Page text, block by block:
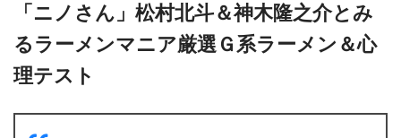
「ニノさん」松村北斗＆神木隆之介とみ
るラーメンマニア厳選Ｇ系ラーメン＆心
理テスト